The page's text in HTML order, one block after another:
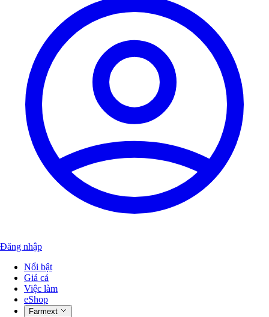
Đăng nhập
Nổi bật
Giá cả
Việc làm
eShop
Farmext